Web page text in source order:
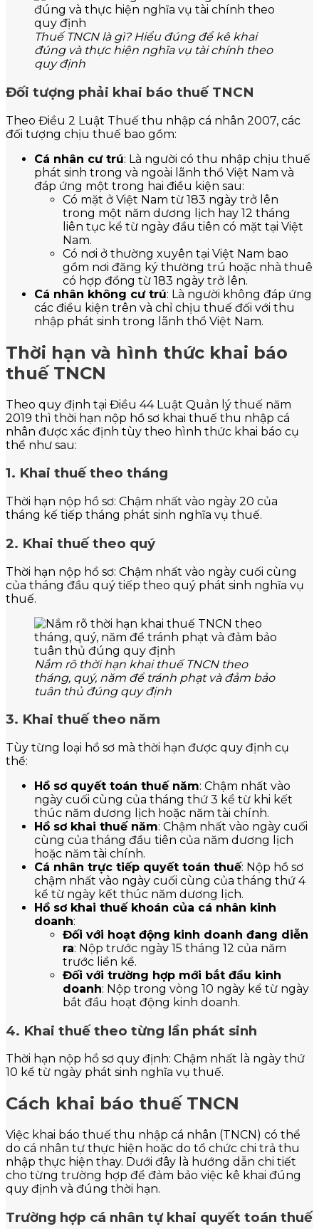
Thuế TNCN là gì? Hiểu đúng để kê khai
đúng và thực hiện nghĩa vụ tài chính theo
quy định
Đối tượng phải khai báo thuế TNCN
Theo Điều 2 Luật Thuế thu nhập cá nhân 2007, các
đối tượng chịu thuế bao gồm:
Cá nhân cư trú: Là người có thu nhập chịu thuế
phát sinh trong và ngoài lãnh thổ Việt Nam và
đáp ứng một trong hai điều kiện sau:
Có mặt ở Việt Nam từ 183 ngày trở lên
trong một năm dương lịch hay 12 tháng
liên tục kể từ ngày đầu tiên có mặt tại Việt
Nam.
Có nơi ở thường xuyên tại Việt Nam bao
gồm nơi đăng ký thường trú hoặc nhà thuê
có hợp đồng từ 183 ngày trở lên.
Cá nhân không cư trú: Là người không đáp ứng
các điều kiện trên và chỉ chịu thuế đối với thu
nhập phát sinh trong lãnh thổ Việt Nam.
Thời hạn và hình thức khai báo
thuế TNCN
Theo quy định tại Điều 44 Luật Quản lý thuế năm
2019 thì thời hạn nộp hồ sơ khai thuế thu nhập cá
nhân được xác định tùy theo hình thức khai báo cụ
thể như sau:
1. Khai thuế theo tháng
Thời hạn nộp hồ sơ: Chậm nhất vào ngày 20 của
tháng kế tiếp tháng phát sinh nghĩa vụ thuế.
2. Khai thuế theo quý
Thời hạn nộp hồ sơ: Chậm nhất vào ngày cuối cùng
của tháng đầu quý tiếp theo quý phát sinh nghĩa vụ
thuế.
Nắm rõ thời hạn khai thuế TNCN theo
tháng, quý, năm để tránh phạt và đảm bảo
tuân thủ đúng quy định
3. Khai thuế theo năm
Tùy từng loại hồ sơ mà thời hạn được quy định cụ
thể:
Hồ sơ quyết toán thuế năm: Chậm nhất vào
ngày cuối cùng của tháng thứ 3 kể từ khi kết
thúc năm dương lịch hoặc năm tài chính.
Hồ sơ khai thuế năm: Chậm nhất vào ngày cuối
cùng của tháng đầu tiên của năm dương lịch
hoặc năm tài chính.
Cá nhân trực tiếp quyết toán thuế: Nộp hồ sơ
chậm nhất vào ngày cuối cùng của tháng thứ 4
kể từ ngày kết thúc năm dương lịch.
Hồ sơ khai thuế khoán của cá nhân kinh
doanh:
Đối với hoạt động kinh doanh đang diễn
ra: Nộp trước ngày 15 tháng 12 của năm
trước liền kề.
Đối với trường hợp mới bắt đầu kinh
doanh: Nộp trong vòng 10 ngày kể từ ngày
bắt đầu hoạt động kinh doanh.
4. Khai thuế theo từng lần phát sinh
Thời hạn nộp hồ sơ quy định: Chậm nhất là ngày thứ
10 kể từ ngày phát sinh nghĩa vụ thuế.
Cách khai báo thuế TNCN
Việc khai báo thuế thu nhập cá nhân (TNCN) có thể
do cá nhân tự thực hiện hoặc do tổ chức chi trả thu
nhập thực hiện thay. Dưới đây là hướng dẫn chi tiết
cho từng trường hợp để đảm bảo việc kê khai đúng
quy định và đúng thời hạn.
Trường hợp cá nhân tự khai quyết toán thuế